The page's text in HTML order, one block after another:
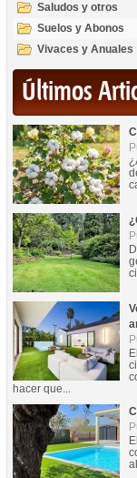
Saludos y otros
temas
Suelos y Abonos
Vivaces y Anuales
Últimos
hacer que...